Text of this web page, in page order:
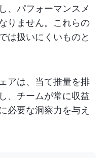
、パフォーマンスメ
りません。これらの
は扱いにくいものと
アは、当て推量を排
、チームが常に収益
必要な洞察力を与え